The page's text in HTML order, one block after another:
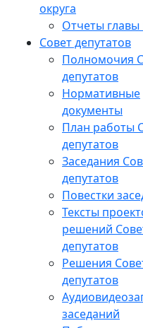
округа
Отчеты
Совет депутатов
Полномочия
депутатов
Нормативные
документы
План работы
депутатов
Заседания
депутатов
Повестки
Тексты
решений
депутатов
Решения
депутатов
заседаний